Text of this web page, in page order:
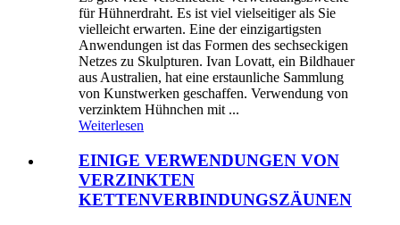
für Hühnerdraht. Es ist viel vielseitiger als Sie
vielleicht erwarten. Eine der einzigartigsten
Anwendungen ist das Formen des sechseckigen
Netzes zu Skulpturen. Ivan Lovatt, ein Bildhauer
aus Australien, hat eine erstaunliche Sammlung
von Kunstwerken geschaffen. Verwendung von
verzinktem Hühnchen mit ...
Weiterlesen
EINIGE VERWENDUNGEN VON
VERZINKTEN
KETTENVERBINDUNGSZÄUNEN